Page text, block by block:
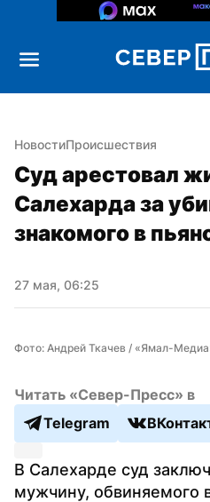
НовостиПроисшествия
Суд арестовал
Салехарда за
знакомого в
27 мая, 06:25
Фото: Андрей Ткачев / «Ямал-
Читать «Север-Пресс» в
Telegram
В Салехарде суд
мужчину, обвиняемого